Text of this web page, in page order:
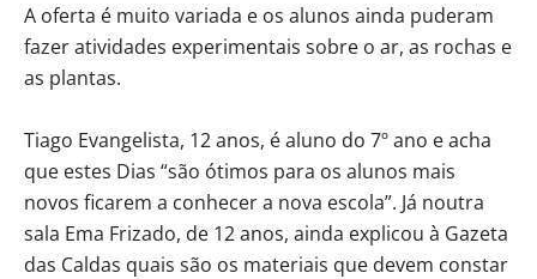
A oferta é muito variada e os alunos ainda puderam
fazer atividades experimentais sobre o ar, as rochas e
as plantas.
Tiago Evangelista, 12 anos, é aluno do 7º ano e acha
que estes Dias “são ótimos para os alunos mais
novos ficarem a conhecer a nova escola”. Já noutra
sala Ema Frizado, de 12 anos, ainda explicou à Gazeta
das Caldas quais são os materiais que devem constar